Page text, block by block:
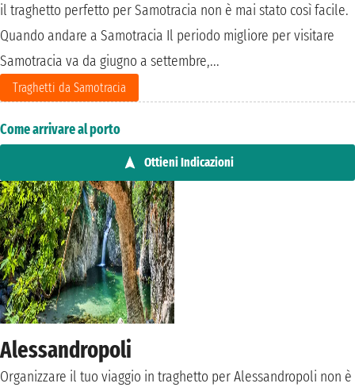
il traghetto perfetto per Samotracia non è mai stato così facile.
Quando andare a Samotracia Il periodo migliore per visitare
Samotracia va da giugno a settembre,...
Traghetti da Samotracia
Come arrivare al porto
Ottieni Indicazioni
Alessandropoli
Organizzare il tuo viaggio in traghetto per Alessandropoli non è